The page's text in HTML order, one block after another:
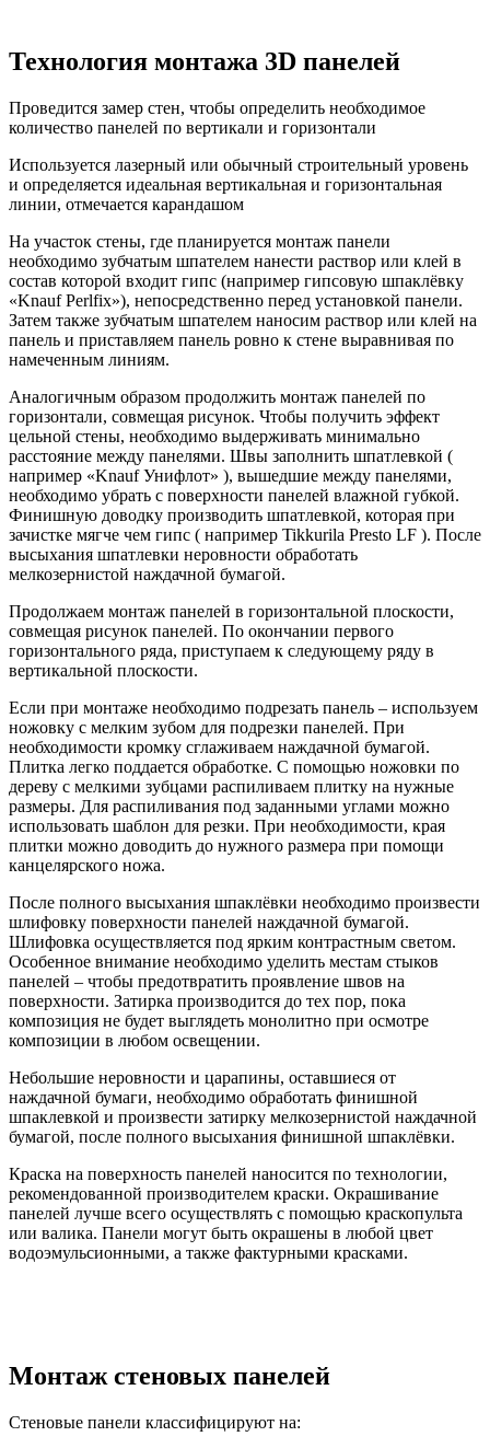
Технология монтажа 3D панелей
Проведится замер стен, чтобы определить необходимое
количество панелей по вертикали и горизонтали
Используется лазерный или обычный строительный уровень
и определяется идеальная вертикальная и горизонтальная
линии, отмечается карандашом
На участок стены, где планируется монтаж панели
необходимо зубчатым шпателем нанести раствор или клей в
состав которой входит гипс (например гипсовую шпаклёвку
«Knauf Perlfix»), непосредственно перед установкой панели.
Затем также зубчатым шпателем наносим раствор или клей на
панель и приставляем панель ровно к стене выравнивая по
намеченным линиям.
Аналогичным образом продолжить монтаж панелей по
горизонтали, совмещая рисунок. Чтобы получить эффект
цельной стены, необходимо выдерживать минимально
расстояние между панелями. Швы заполнить шпатлевкой (
например «Knauf Унифлот» ), вышедшие между панелями,
необходимо убрать с поверхности панелей влажной губкой.
Финишную доводку производить шпатлевкой, которая при
зачистке мягче чем гипс ( например Tikkurila Presto LF ). После
высыхания шпатлевки неровности обработать
мелкозернистой наждачной бумагой.
Продолжаем монтаж панелей в горизонтальной плоскости,
совмещая рисунок панелей. По окончании первого
горизонтального ряда, приступаем к следующему ряду в
вертикальной плоскости.
Если при монтаже необходимо подрезать панель – используем
ножовку с мелким зубом для подрезки панелей. При
необходимости кромку сглаживаем наждачной бумагой.
Плитка легко поддается обработке. С помощью ножовки по
дереву с мелкими зубцами распиливаем плитку на нужные
размеры. Для распиливания под заданными углами можно
использовать шаблон для резки. При необходимости, края
плитки можно доводить до нужного размера при помощи
канцелярского ножа.
После полного высыхания шпаклёвки необходимо произвести
шлифовку поверхности панелей наждачной бумагой.
Шлифовка осуществляется под ярким контрастным светом.
Особенное внимание необходимо уделить местам стыков
панелей – чтобы предотвратить проявление швов на
поверхности. Затирка производится до тех пор, пока
композиция не будет выглядеть монолитно при осмотре
композиции в любом освещении.
Небольшие неровности и царапины, оставшиеся от
наждачной бумаги, необходимо обработать финишной
шпаклевкой и произвести затирку мелкозернистой наждачной
бумагой, после полного высыхания финишной шпаклёвки.
Краска на поверхность панелей наносится по технологии,
рекомендованной производителем краски. Окрашивание
панелей лучше всего осуществлять с помощью краскопульта
или валика. Панели могут быть окрашены в любой цвет
водоэмульсионными, а также фактурными красками.
Монтаж стеновых панелей
Стеновые панели классифицируют на: